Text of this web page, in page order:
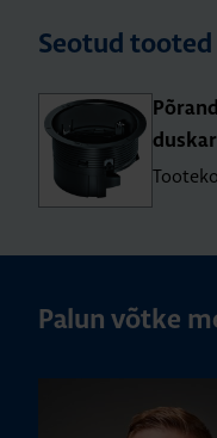
Seotud tooted
Palun võtke